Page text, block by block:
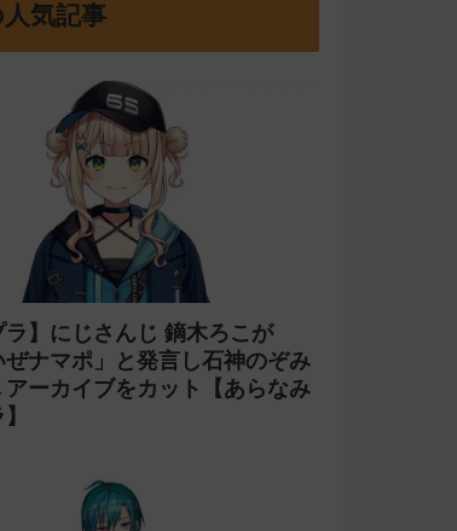
気記事
ラ】にじさんじ 鏑木ろこが
ぜナマポ」と発言し石神のぞみ
ーカイブをカット【あらなみ